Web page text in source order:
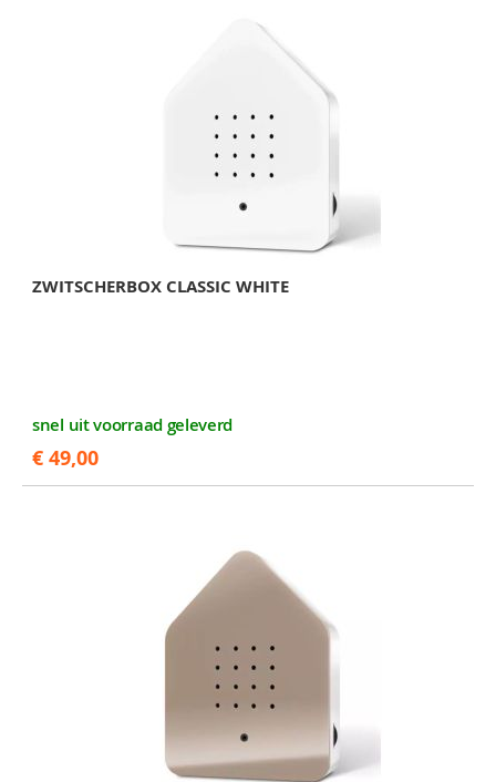
ZWITSCHERBOX CLASSIC WHITE
snel uit voorraad geleverd
€ 49,00